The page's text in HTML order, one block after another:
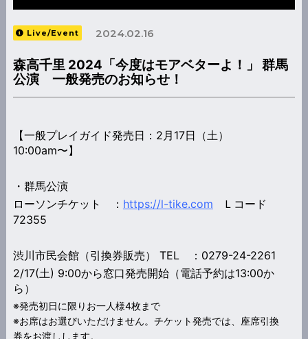
Live/Event 2024.02.16
森高千里 2024「今度はモアベターよ！」 群馬
公演 一般発売のお知らせ！
【一般プレイガイド発売日：2月17日（土）
10:00am〜】
・群馬公演
ローソンチケット ： https://l-tike.com
Ｌコード
72355
渋川市民会館（引換券販売） TEL ：0279-24-2261
2/17(土) 9:00から窓口発売開始（電話予約は13:00か
ら）
※発売初日に限りお一人様4枚まで
※お席はお選びいただけません。チケット発売では、座席引換
券をお渡しします。